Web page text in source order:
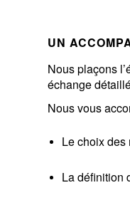
UN
Nous plaçons
échange
Nous vous
Le choix des
La définition